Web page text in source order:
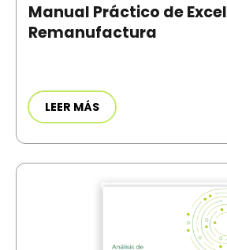
Manual Práctico de
Remanufactura
LEER MÁS